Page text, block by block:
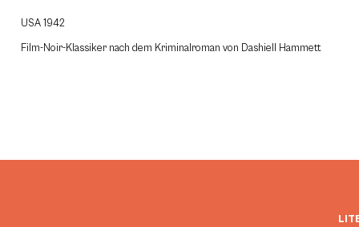
USA 1942
Film-Noir-Klassiker nach dem Kriminalroman von Dashiell Hammett